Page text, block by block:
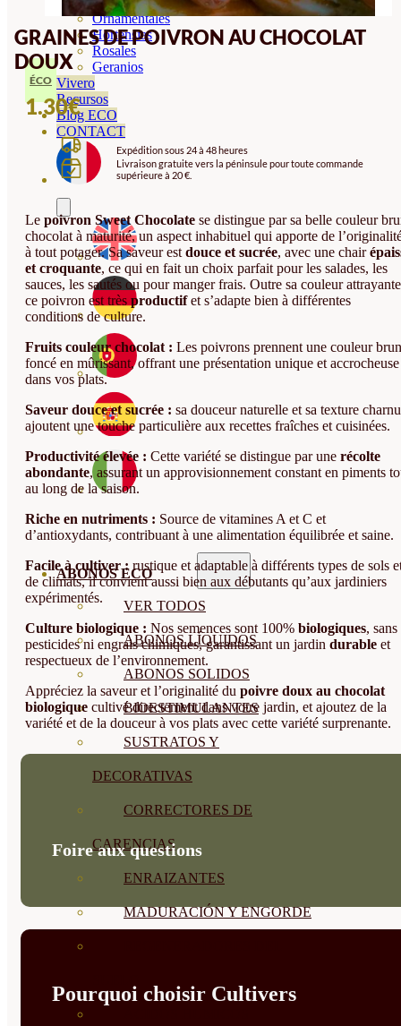
Ornamentales
Hortensias
Rosales
Geranios
Vivero
Recursos
Blog ECO
CONTACT
ABONOS ECO
VER TODOS
ABONOS LÍQUIDOS
ABONOS SOLIDOS
BIOESTIMULANTES
SUSTRATOS Y
DECORATIVAS
CORRECTORES DE
CARENCIAS
ENRAIZANTES
MADURACIÓN Y ENGORDE
GRAINES DE POIVRON AU CHOCOLAT
DOUX
ÉCO
1.30€
Expédition sous 24 à 48 heures
Livraison gratuite vers la péninsule pour toute commande
supérieure à 20 €.
Le poivron Sweet Chocolate se distingue par sa belle couleur
chocolat à maturité, un aspect inhabituel qui apporte de
à tout potager. Sa saveur est douce et sucrée, avec une chair
et croquante, ce qui en fait un choix parfait pour les salades, les
sauces, les sautés ou pour manger frais. Outre sa couleur
ce poivron est très productifet s’adapte bien à différentes
conditions de culture.
Fruits couleur chocolat : Les poivrons prennent une couleur brun
foncé en mûrissant, offrant une présentation unique et accrocheuse
dans vos plats.
Saveur douce et sucrée : sa douceur naturelle et sa texture
ajoutent une touche particulière aux recettes fraîches et cuisinées.
Productivité élevée : Cette variété se distingue par une récolte
abondante, assurant un approvisionnement constant en piments
au long de la saison.
Riche en nutriments : Source de vitamines A et C et
d’antioxydants, contribuant à une alimentation équilibrée et saine.
Facile à cultiver :rustique et adaptable à différents types de sols
de climats, il convient aussi bien aux débutants qu’aux jardiniers
expérimentés.
Culture biologique : Nos semences sont 100% biologiques, sans
pesticides ni engrais chimiques, garantissant un jardin durable et
respectueux de l’environnement.
Appréciez la saveur et l’originalité du poivre doux au chocolat
biologique cultivé directement dans votre jardin, et ajoutez de la
variété et de la douceur à vos plats avec cette variété surprenante.
Foire aux questions
Pourquoi choisir Cultivers